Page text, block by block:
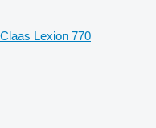
Lexion 770